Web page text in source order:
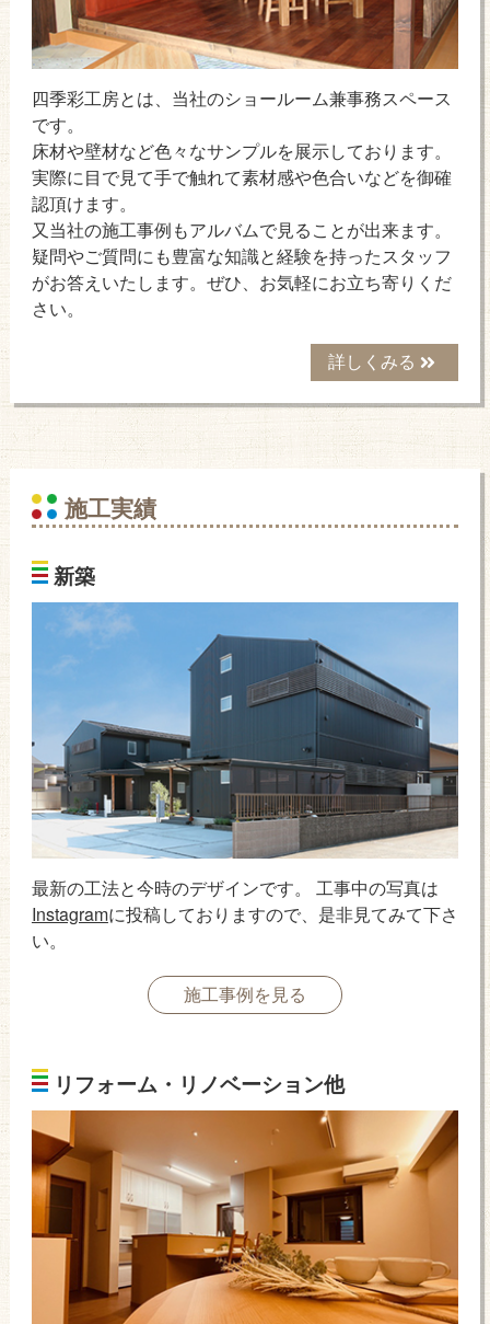
四季彩工房とは、当社のショールーム兼事務スペース
です。
床材や壁材など色々なサンプルを展示しております。
実際に目で見て手で触れて素材感や色合いなどを御確
認頂けます。
又当社の施工事例もアルバムで見ることが出来ます。
疑問やご質問にも豊富な知識と経験を持ったスタッフ
がお答えいたします。ぜひ、お気軽にお立ち寄りくだ
さい。
詳しくみる
施工実績
新築
最新の工法と今時のデザインです。 工事中の写真は
Instagramに投稿しておりますので、是非見てみて下さ
い。
施工事例を見る
リフォーム・リノベーション他